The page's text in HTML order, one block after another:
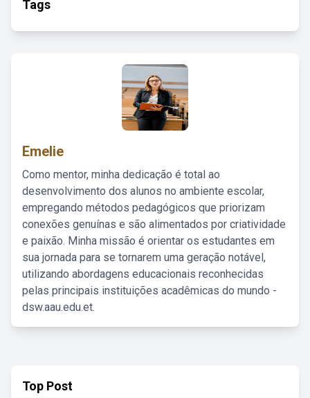
Tags
Emelie
Como mentor, minha dedicação é total ao
desenvolvimento dos alunos no ambiente escolar,
empregando métodos pedagógicos que priorizam
conexões genuínas e são alimentados por criatividade
e paixão. Minha missão é orientar os estudantes em
sua jornada para se tornarem uma geração notável,
utilizando abordagens educacionais reconhecidas
pelas principais instituições acadêmicas do mundo -
dsw.aau.edu.et.
Top Post